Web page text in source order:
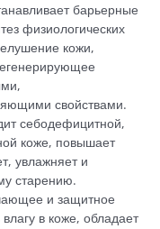
барьерные
физиологических
кожи,
свойствами.
себодефицитной,
коже, повышает
увлажняет и
старению.
и защитное
в коже, обладает